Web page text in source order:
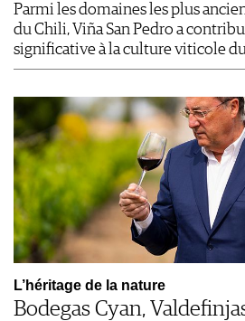
Parmi les domaines les plus
du Chili, Viña San Pedro a
significative à la culture viticole
L’héritage de la nature
Bodegas Cyan,